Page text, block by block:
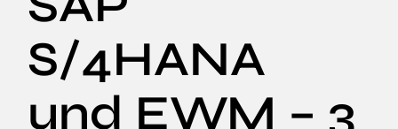
S/4HANA
und EWM – 3